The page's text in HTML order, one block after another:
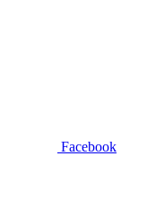
Facebook